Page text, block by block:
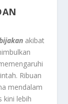
akibat
Ribuan
mendalam
kini lebih